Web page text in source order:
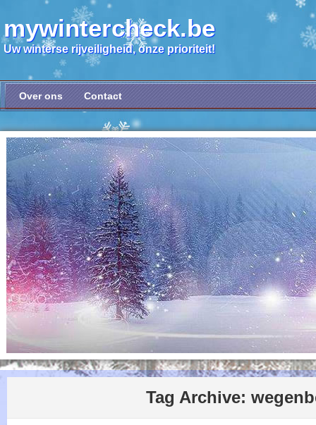
mywintercheck.be
Uw winterse rijveiligheid, onze prioriteit!
Over ons Contact
Tag Archive: